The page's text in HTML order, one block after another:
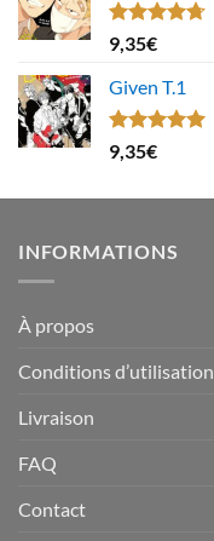
Note4.67
sur 5
9,35€
Given T.1
Note5.00
sur 5
9,35€
INFORMATIONS
À propos
Conditions d’utilisation
Livraison
FAQ
Contact